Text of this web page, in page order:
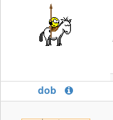
dob